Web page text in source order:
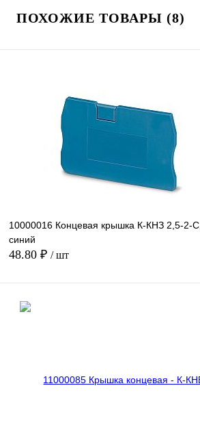
ПОХОЖИЕ ТОВАРЫ (8)
10000016 Концевая крышка К-КНЗ 2,5-2-C,
синий
48.80 ₽ / шт